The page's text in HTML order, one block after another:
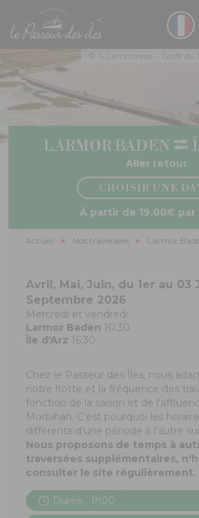
contenu
principal
© A.Lamoureux – Golfe du
LARMOR BADEN
Aller retour
CHOISIR UNE
À partir de 19.00€
Fil
Accueil Nos traversées Larmor
Durée : 1h00
Avril, Mai, Juin, du 1er au 03
Septembre 2026
Mercredi et vendredi
Larmor Baden 10:30
Île d'Arz 16:30
Chez le Passeur des Îles, nous
notre flotte et la fréquence des
fonction de la saison et de
Morbihan. C'est pourquoi les
différents d'une période à l'autre
Nous proposons de temps à
traversées supplémentaires,
consulter le site régulièrement.